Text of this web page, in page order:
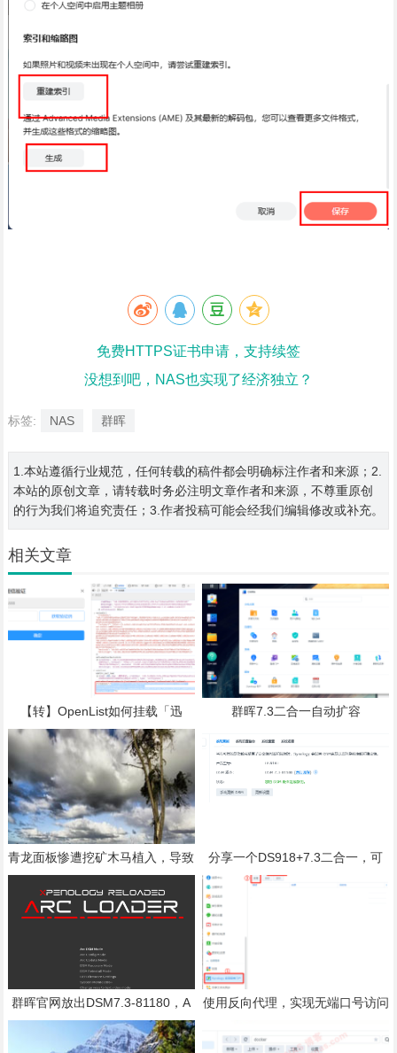
免费HTTPS证书申请，支持续签
没想到吧，NAS也实现了经济独立？
标签: NAS 群晖
1.本站遵循行业规范，任何转载的稿件都会明确标注作者和来源；2.
本站的原创文章，请转载时务必注明文章作者和来源，不尊重原创
的行为我们将追究责任；3.作者投稿可能会经我们编辑修改或补充。
相关文章
【转】OpenList如何挂载「迅
雷」
群晖7.3二合一自动扩容
青龙面板惨遭挖矿木马植入，导致
CPU占用达800%！
分享一个DS918+7.3二合一，可
自动扩容
群晖官网放出DSM7.3-81180，A
RC已可以引导
使用反向代理，实现无端口号访问